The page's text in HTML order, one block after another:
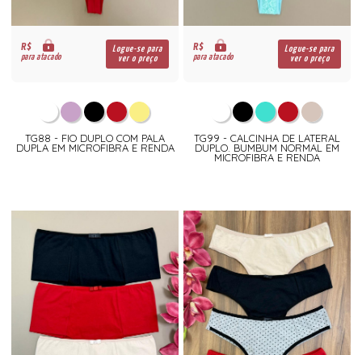
R$
para atacado
Logue-se para
ver o preço
TG88 - FIO DUPLO COM PALA
DUPLA EM MICROFIBRA E RENDA
R$
para atacado
Logue-se para
ver o preço
TG99 - CALCINHA DE LATERAL
DUPLO. BUMBUM NORMAL EM
MICROFIBRA E RENDA